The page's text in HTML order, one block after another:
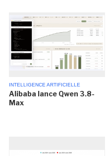
INTELLIGENCE ARTIFICIELLE
Alibaba lance Qwen 3.8-
Max